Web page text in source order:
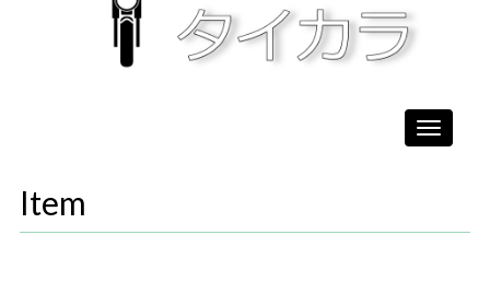
Toggle
Item